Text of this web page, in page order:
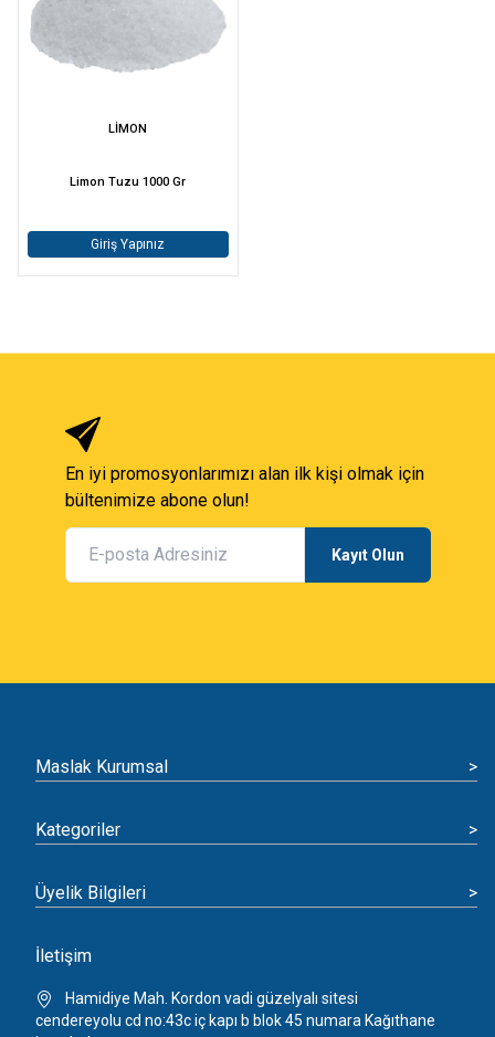
LİMON
Limon Tuzu 1000 Gr
Giriş Yapınız
En iyi promosyonlarımızı alan ilk kişi olmak için
bültenimize abone olun!
Kayıt Olun
Maslak Kurumsal >
Kategoriler >
Üyelik Bilgileri >
İletişim
Hamidiye Mah. Kordon vadi güzelyalı sitesi
cendereyolu cd no:43c iç kapı b blok 45 numara Kağıthane